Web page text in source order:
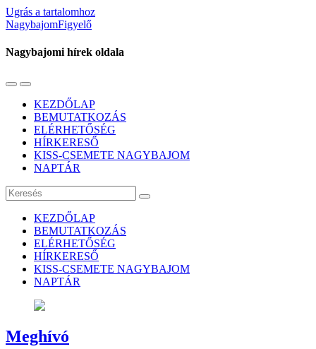
Ugrás a tartalomhoz
NagybajomFigyelő
Nagybajomi hírek oldala
Váltás
mobil
menüre
Használja
keresés
mezőt
KEZDŐLAP
BEMUTATKOZÁS
ELÉRHETŐSÉG
HÍRKERESŐ
KISS-CSEMETE NAGYBAJOM
NAPTÁR
Keresés
KEZDŐLAP
BEMUTATKOZÁS
ELÉRHETŐSÉG
HÍRKERESŐ
KISS-CSEMETE NAGYBAJOM
NAPTÁR
Meghívó